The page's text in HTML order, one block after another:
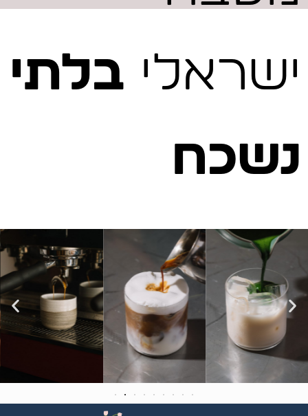
ישראלי בלתי
נשכח